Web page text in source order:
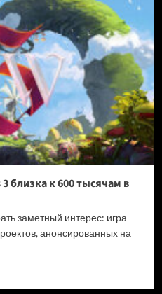
близка к 600 тысячам в
заметный интерес: игра
анонсированных на